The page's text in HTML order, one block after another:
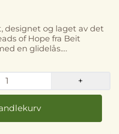
designet og laget av det
of Hope fra Beit
en glidelås.
variere noe fra bildene.
+